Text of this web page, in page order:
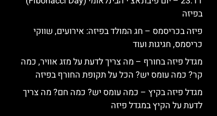
בפיזה
פיזה בכריסמס – חג המולד בפיזה: אירועים, שווקי
כריסמס, חגיגות ועוד
מגדל פיזה בחורף – מה צריך לדעת על מזג אוויר, כמה
קר? כמה עומס יש? הכל על תקופת החורף בפיזה
מגדל פיזה בקיץ – כמה עומס יש? כמה חם? מה צריך
לדעת על הקיץ במגדל פיזה